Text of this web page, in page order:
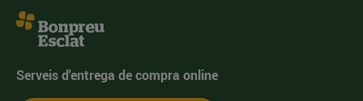
Serveis d'entrega de compra online